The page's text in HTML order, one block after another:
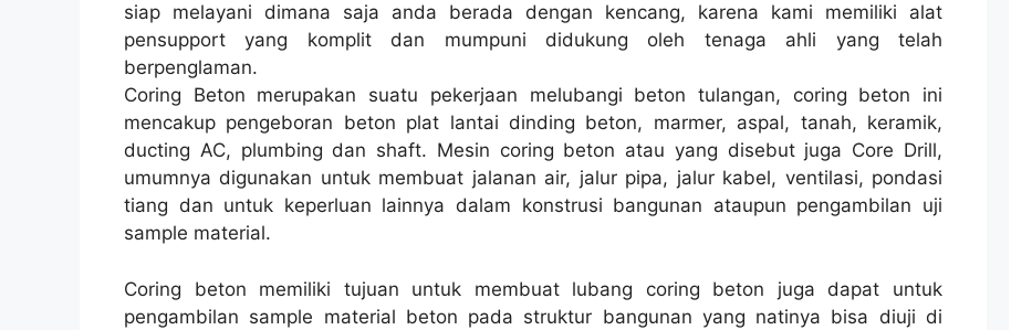
siap melayani dimana saja anda berada dengan kencang, karena kami memiliki alat
pensupport yang komplit dan mumpuni didukung oleh tenaga ahli yang telah
berpenglaman.
Coring Beton merupakan suatu pekerjaan melubangi beton tulangan, coring beton ini
mencakup pengeboran beton plat lantai dinding beton, marmer, aspal, tanah, keramik,
ducting AC, plumbing dan shaft. Mesin coring beton atau yang disebut juga Core Drill,
umumnya digunakan untuk membuat jalanan air, jalur pipa, jalur kabel, ventilasi, pondasi
tiang dan untuk keperluan lainnya dalam konstrusi bangunan ataupun pengambilan uji
sample material.
Coring beton memiliki tujuan untuk membuat lubang coring beton juga dapat untuk
pengambilan sample material beton pada struktur bangunan yang natinya bisa diuji di